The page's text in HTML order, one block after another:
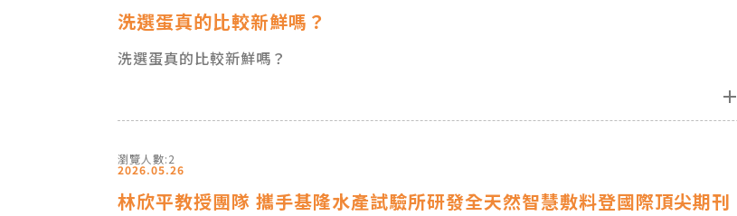
洗選蛋真的比較新鮮嗎？
洗選蛋真的比較新鮮嗎？
add
2026.05.26
瀏覽人數:2
林欣平教授團隊 攜手基隆水產試驗所研發全天然智慧敷料登國際頂尖期刊